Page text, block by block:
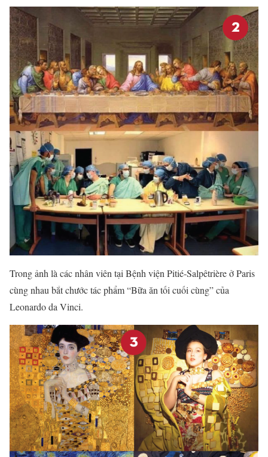
Trong ảnh là các nhân viên tại Bệnh viện Pitié-Salpêtrière ở Paris
cùng nhau bắt chước tác phẩm “Bữa ăn tối cuối cùng” của
Leonardo da Vinci.